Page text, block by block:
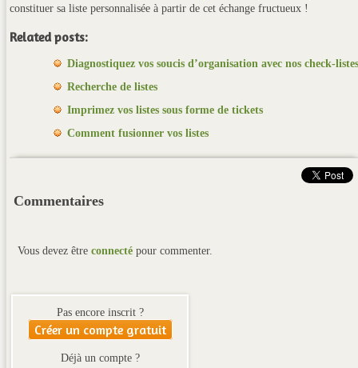
constituer sa liste personnalisée à partir de cet échange fructueux !
Related posts:
Diagnostiquez vos soucis d’organisation avec nos check-listes
Recherche de listes
Imprimez vos listes sous forme de tickets
Comment fusionner vos listes
Commentaires
Vous devez être connecté pour commenter.
Pas encore inscrit ?
Créer un compte gratuit
Déjà un compte ?